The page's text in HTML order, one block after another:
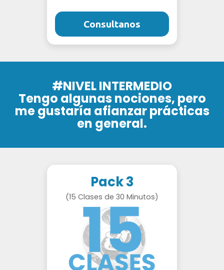
Consultanos
#NIVEL INTERMEDIO
Tengo algunas nociones, pero
me gustaría afianzar prácticas
en general.
Pack 3
(15 Clases de 30 Minutos)